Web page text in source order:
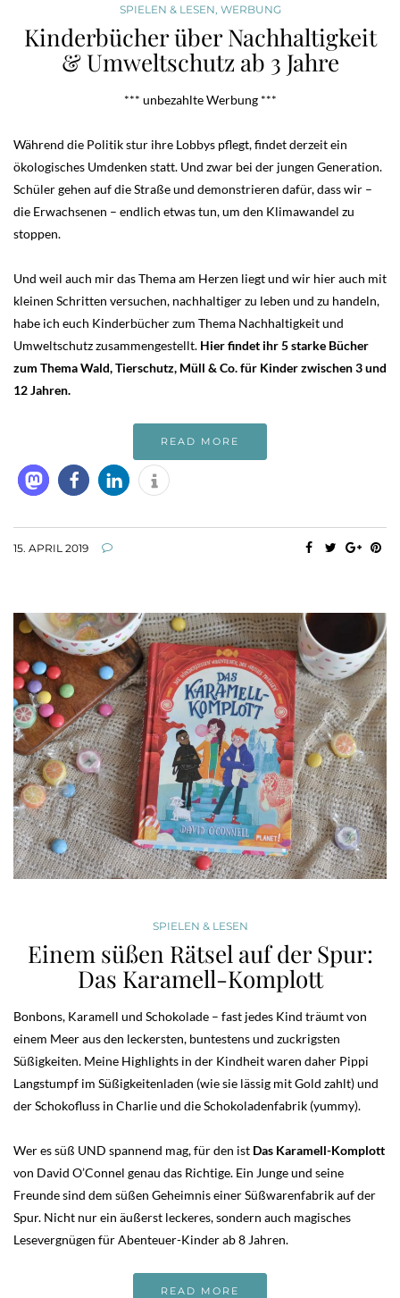
SPIELEN & LESEN WERBUNG
Kinderbücher über Nachhaltigkeit
& Umweltschutz ab 3 Jahre
*** unbezahlte Werbung ***
Während die Politik stur ihre Lobbys pflegt, findet derzeit ein
ökologisches Umdenken statt. Und zwar bei der jungen Generation.
Schüler gehen auf die Straße und demonstrieren dafür, dass wir –
die Erwachsenen – endlich etwas tun, um den Klimawandel zu
stoppen.
Und weil auch mir das Thema am Herzen liegt und wir hier auch mit
kleinen Schritten versuchen, nachhaltiger zu leben und zu handeln,
habe ich euch Kinderbücher zum Thema Nachhaltigkeit und
Umweltschutz zusammengestellt. Hier findet ihr 5 starke Bücher
zum Thema Wald, Tierschutz, Müll & Co. für Kinder zwischen 3 und
12 Jahren.
READ MORE
15. APRIL 2019
SPIELEN & LESEN
Einem süßen Rätsel auf der Spur:
Das Karamell-Komplott
Bonbons, Karamell und Schokolade – fast jedes Kind träumt von
einem Meer aus den leckersten, buntestens und zuckrigsten
Süßigkeiten. Meine Highlights in der Kindheit waren daher Pippi
Langstumpf im Süßigkeitenladen (wie sie lässig mit Gold zahlt) und
der Schokofluss in Charlie und die Schokoladenfabrik (yummy).
Wer es süß UND spannend mag, für den ist Das Karamell-Komplott
von David O’Connel genau das Richtige. Ein Junge und seine
Freunde sind dem süßen Geheimnis einer Süßwarenfabrik auf der
Spur. Nicht nur ein äußerst leckeres, sondern auch magisches
Lesevergnügen für Abenteuer-Kinder ab 8 Jahren.
READ MORE